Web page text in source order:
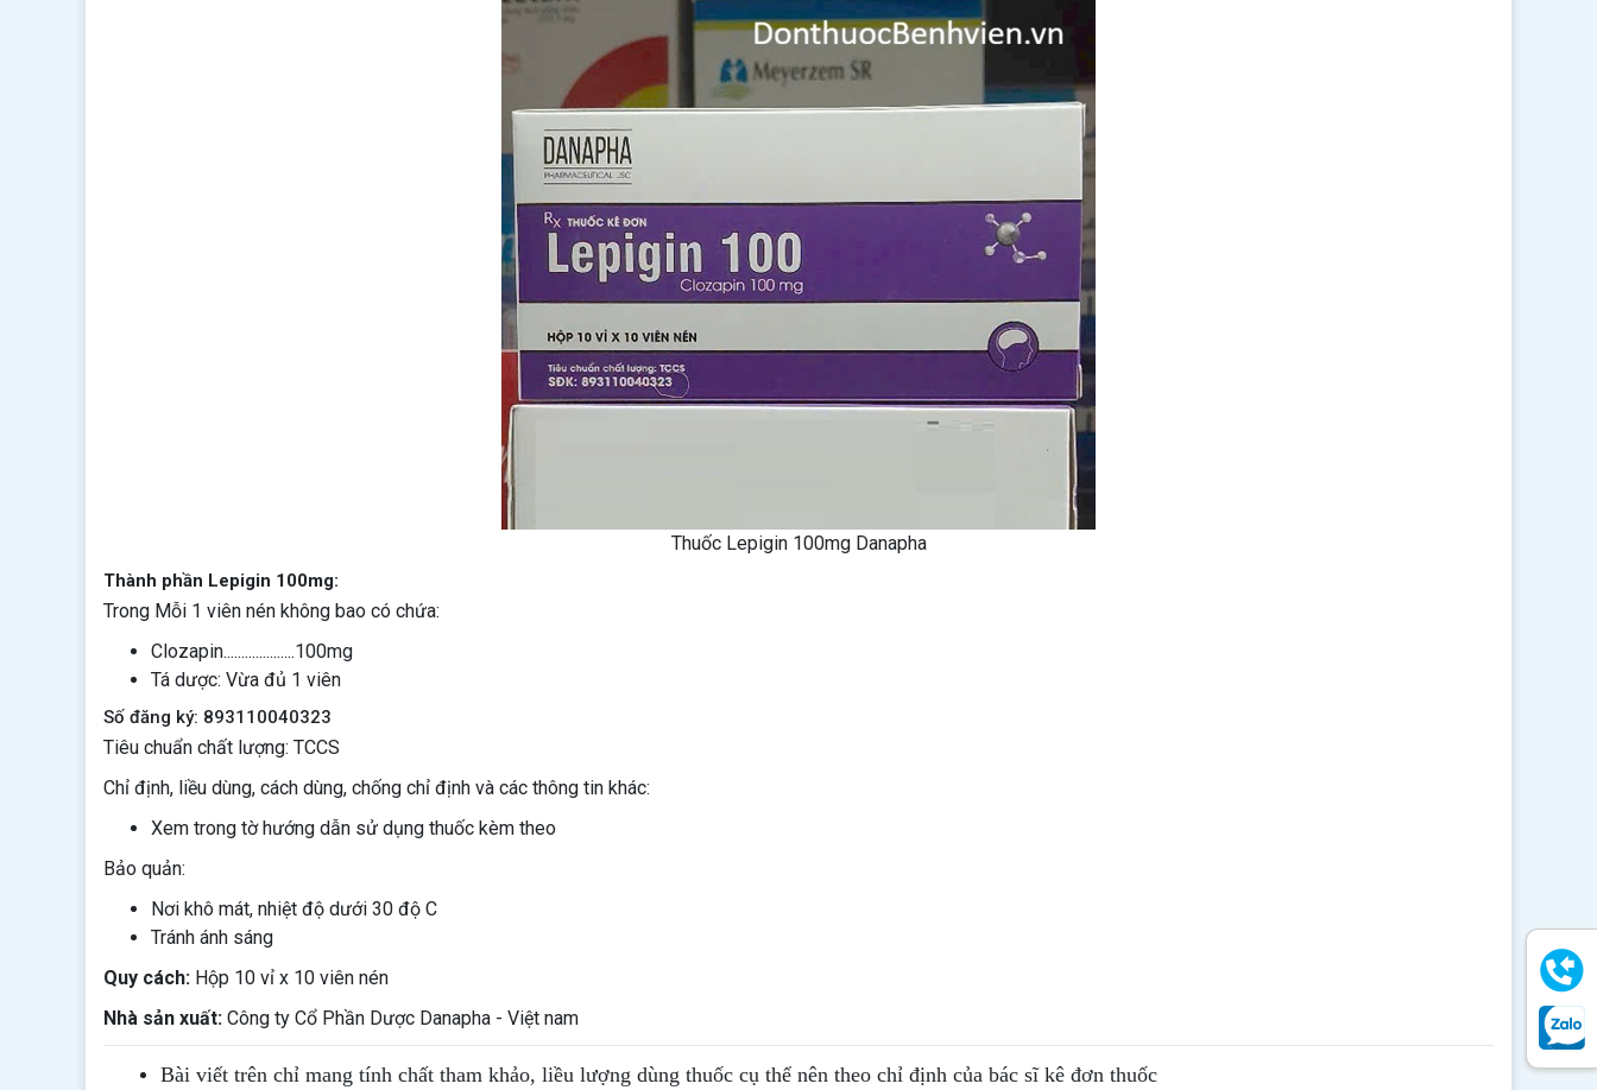
Thuốc Lepigin 100mg Danapha
Thành phần Lepigin 100mg:
Trong Mỗi 1 viên nén không bao có chứa:
Clozapin....................100mg
Tá dược: Vừa đủ 1 viên
Số đăng ký: 893110040323
Tiêu chuẩn chất lượng: TCCS
Chỉ định, liều dùng, cách dùng, chống chỉ định và các thông tin khác:
Xem trong tờ hướng dẫn sử dụng thuốc kèm theo
Bảo quản:
Nơi khô mát, nhiệt độ dưới 30 độ C
Tránh ánh sáng
Quy cách: Hộp 10 vỉ x 10 viên nén
Nhà sản xuất: Công ty Cổ Phần Dược Danapha - Việt nam
Bài viết trên chỉ mang tính chất tham khảo, liều lượng dùng thuốc cụ thể nên theo chỉ định của bác sĩ kê đơn thuốc